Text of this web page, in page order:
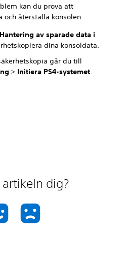
kan du prova att
och återställa konsolen.
Hantering av sparade data i
dina konsoldata.
går du till
> Initiera PS4-systemet.
dig?